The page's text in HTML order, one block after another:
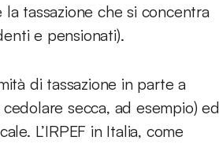
tassazione che si concentra
e pensionati).
di tassazione in parte a
secca, ad esempio) ed
L’IRPEF in Italia, come